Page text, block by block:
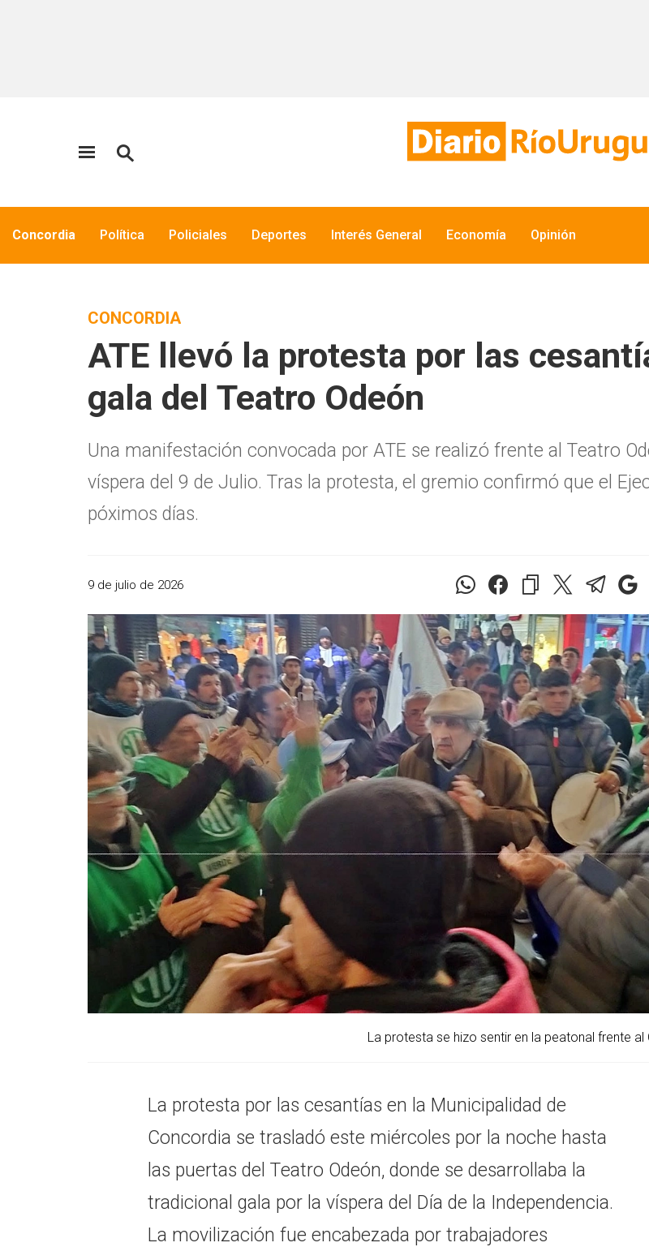
Concordia Política Policiales Deportes Interés General Economía Opinión
CONCORDIA
ATE llevó la protesta por las
gala del Teatro Odeón
Una manifestación convocada por ATE se realizó frente al Teatro
víspera del 9 de Julio. Tras la protesta, el gremio confirmó que el
póximos días.
9 de julio de 2026
La protesta se hizo sentir en la peatonal frente al
La protesta por las cesantías en la Municipalidad de
Concordia se trasladó este miércoles por la noche hasta
las puertas del Teatro Odeón, donde se desarrollaba la
tradicional gala por la víspera del Día de la Independencia.
La movilización fue encabezada por trabajadores